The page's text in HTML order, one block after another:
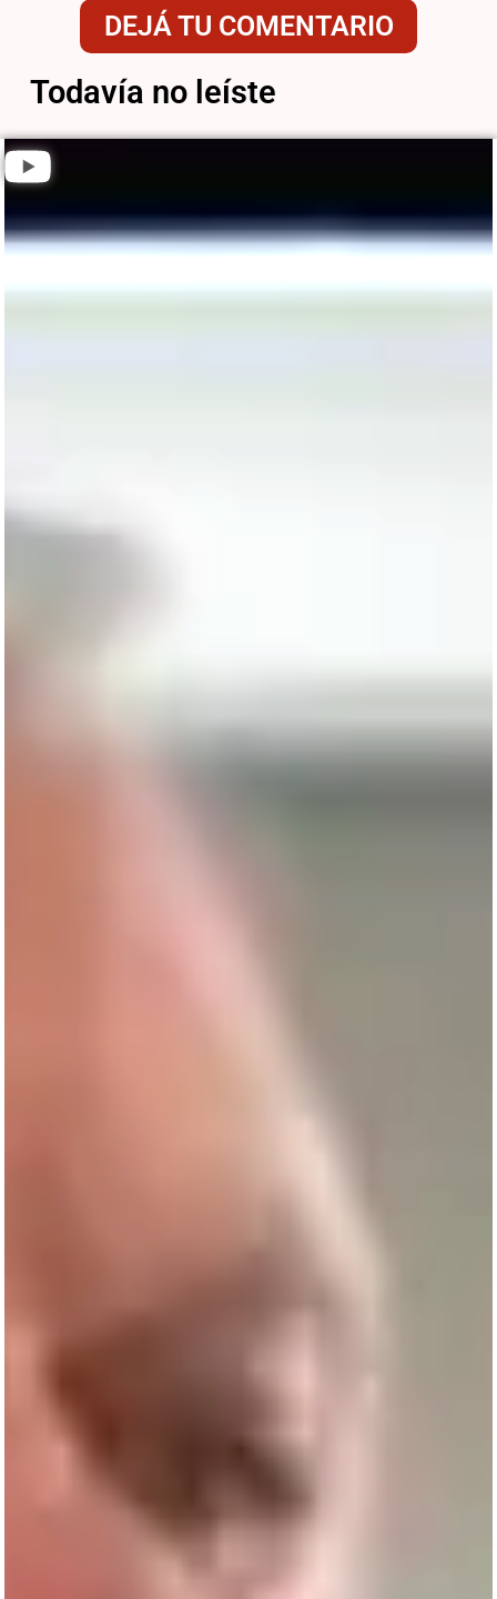
DEJÁ TU COMENTARIO
Todavía no leíste